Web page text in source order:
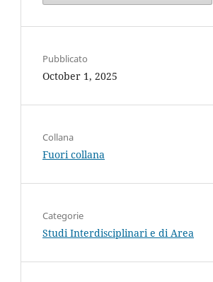
Pubblicato
October 1, 2025
Collana
Fuori collana
Categorie
Studi Interdisciplinari e di Area